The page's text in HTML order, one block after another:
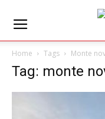
Home Tags Monte
Tag: monte